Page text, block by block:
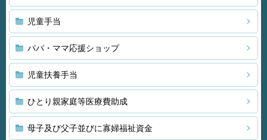
児童手当
パパ・ママ応援ショップ
児童扶養手当
ひとり親家庭等医療費助成
母子及び父子並びに寡婦福祉資金